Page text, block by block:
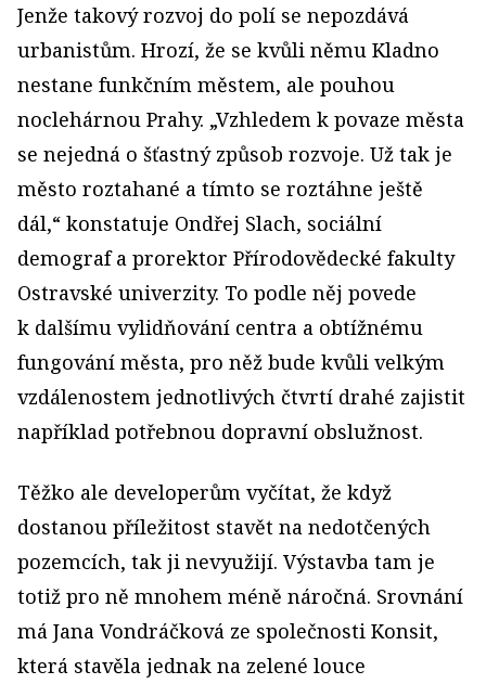
Jenže takový rozvoj do polí se nepozdává
urbanistům. Hrozí, že se kvůli němu Kladno
nestane funkčním městem, ale pouhou
noclehárnou Prahy. „Vzhledem k povaze města
se nejedná o šťastný způsob rozvoje. Už tak je
město roztahané a tímto se roztáhne ještě
dál,“ konstatuje Ondřej Slach, sociální
demograf a prorektor Přírodovědecké fakulty
Ostravské univerzity. To podle něj povede
k dalšímu vylidňování centra a obtížnému
fungování města, pro něž bude kvůli velkým
vzdálenostem jednotlivých čtvrtí drahé zajistit
například potřebnou dopravní obslužnost.
Těžko ale developerům vyčítat, že když
dostanou příležitost stavět na nedotčených
pozemcích, tak ji nevyužijí. Výstavba tam je
totiž pro ně mnohem méně náročná. Srovnání
má Jana Vondráčková ze společnosti Konsit,
která stavěla jednak na zelené louce